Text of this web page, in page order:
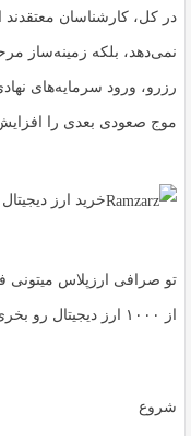
در کل، کارشناسان معتقدند
نمی‌دهد، بلکه زمینه‌ساز
رزرو، ورود سرمایه‌های
موج صعودی بعدی را
خرید ارز دیجیتال با ۱۰ هزار
از ۱۰۰۰ ارز دیجیتال رو بخری!
شروع